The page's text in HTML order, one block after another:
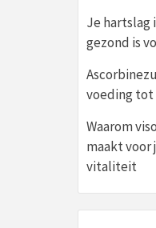
Je hartslag
gezond is
voeding tot
Waarom
maakt voor
vitaliteit